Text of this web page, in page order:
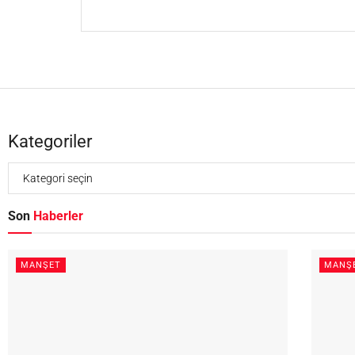
Kategoriler
Son Haberler
MANŞET